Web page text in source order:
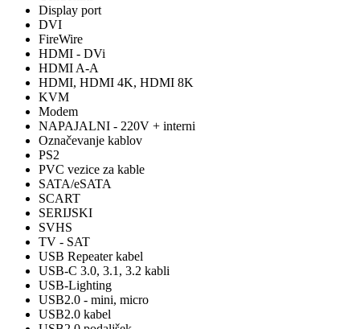
Display port
DVI
FireWire
HDMI - DVi
HDMI A-A
HDMI, HDMI 4K, HDMI 8K
KVM
Modem
NAPAJALNI - 220V + interni
Označevanje kablov
PS2
PVC vezice za kable
SATA/eSATA
SCART
SERIJSKI
SVHS
TV - SAT
USB Repeater kabel
USB-C 3.0, 3.1, 3.2 kabli
USB-Lighting
USB2.0 - mini, micro
USB2.0 kabel